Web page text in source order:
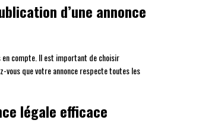
d’une annonce
compte. Il est important de choisir
vous que votre annonce respecte toutes les
légale efficace